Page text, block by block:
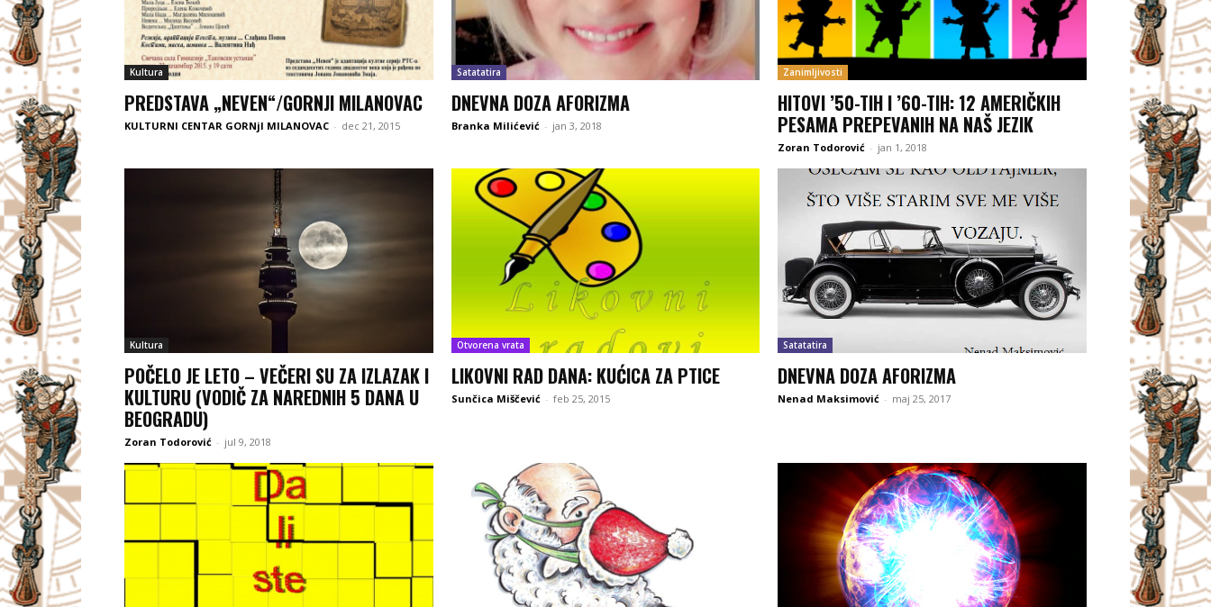
Kultura
PREDSTAVA „NEVEN“/GORNJI MILANOVAC
KULTURNI CENTAR GORNjI MILANOVAC - dec 21, 2015
Satatatira
DNEVNA DOZA AFORIZMA
Branka Milićević - jan 3, 2018
Zanimljivosti
HITOVI ’50-TIH I ’60-TIH: 12 AMERIČKIH
PESAMA PREPEVANIH NA NAŠ JEZIK
Zoran Todorović - jan 1, 2018
Kultura
POČELO JE LETO – VEČERI SU ZA IZLAZAK I
KULTURU (VODIČ ZA NAREDNIH 5 DANA U
BEOGRADU)
Zoran Todorović - jul 9, 2018
Otvorena vrata
LIKOVNI RAD DANA: KUĆICA ZA PTICE
Sunčica Miščević - feb 25, 2015
Satatatira
DNEVNA DOZA AFORIZMA
Nenad Maksimović - maj 25, 2017